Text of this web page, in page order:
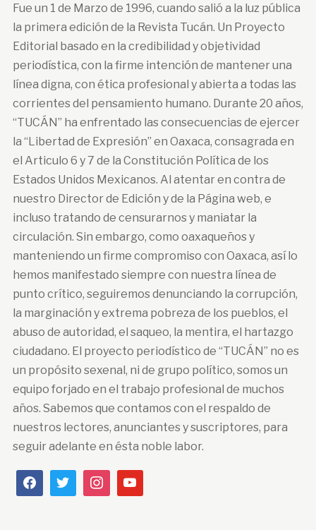
Fue un 1 de Marzo de 1996, cuando salió a la luz pública
la primera edición de la Revista Tucán. Un Proyecto
Editorial basado en la credibilidad y objetividad
periodística, con la firme intención de mantener una
línea digna, con ética profesional y abierta a todas las
corrientes del pensamiento humano. Durante 20 años,
“TUCÁN” ha enfrentado las consecuencias de ejercer
la “Libertad de Expresión” en Oaxaca, consagrada en
el Articulo 6 y 7 de la Constitución Política de los
Estados Unidos Mexicanos. Al atentar en contra de
nuestro Director de Edición y de la Página web, e
incluso tratando de censurarnos y maniatar la
circulación. Sin embargo, como oaxaqueños y
manteniendo un firme compromiso con Oaxaca, así lo
hemos manifestado siempre con nuestra línea de
punto crítico, seguiremos denunciando la corrupción,
la marginación y extrema pobreza de los pueblos, el
abuso de autoridad, el saqueo, la mentira, el hartazgo
ciudadano. El proyecto periodístico de “TUCÁN” no es
un propósito sexenal, ni de grupo político, somos un
equipo forjado en el trabajo profesional de muchos
años. Sabemos que contamos con el respaldo de
nuestros lectores, anunciantes y suscriptores, para
seguir adelante en ésta noble labor.